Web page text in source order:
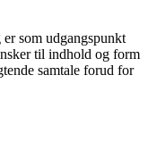
som udgangspunkt
til indhold og form
samtale forud for